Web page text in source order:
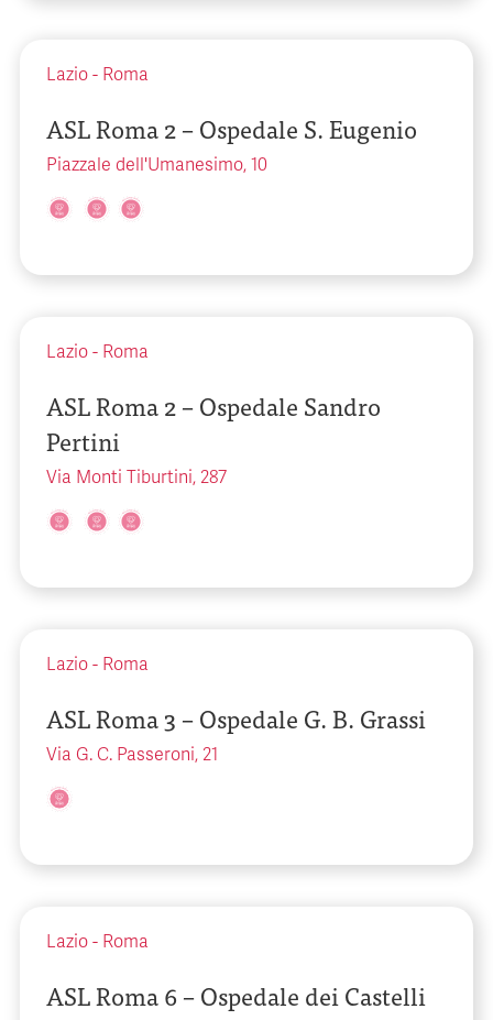
Lazio - Roma
ASL Roma 2 – Ospedale S. Eugenio
Piazzale dell'Umanesimo, 10
Lazio - Roma
ASL Roma 2 – Ospedale Sandro
Pertini
Via Monti Tiburtini, 287
Lazio - Roma
ASL Roma 3 – Ospedale G. B. Grassi
Via G. C. Passeroni, 21
Lazio - Roma
ASL Roma 6 – Ospedale dei Castelli